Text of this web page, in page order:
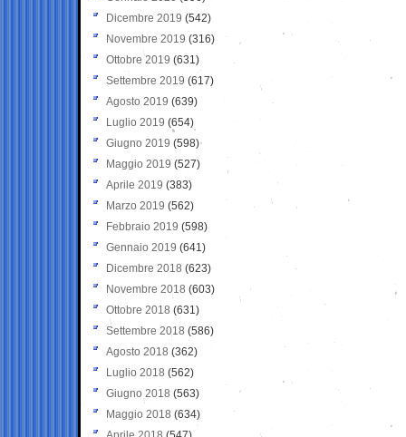
Dicembre 2019 (542)
Novembre 2019 (316)
Ottobre 2019 (631)
Settembre 2019 (617)
Agosto 2019 (639)
Luglio 2019 (654)
Giugno 2019 (598)
Maggio 2019 (527)
Aprile 2019 (383)
Marzo 2019 (562)
Febbraio 2019 (598)
Gennaio 2019 (641)
Dicembre 2018 (623)
Novembre 2018 (603)
Ottobre 2018 (631)
Settembre 2018 (586)
Agosto 2018 (362)
Luglio 2018 (562)
Giugno 2018 (563)
Maggio 2018 (634)